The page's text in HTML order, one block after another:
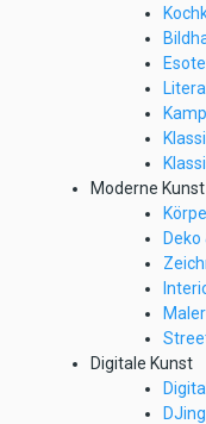
Moderne Kunst
Digitale Kunst